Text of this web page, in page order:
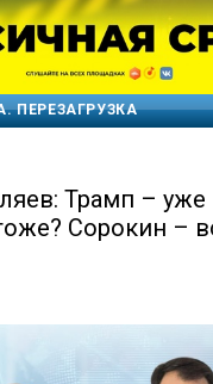
ПЕРЕЗАГРУЗКА
Трамп – уже
Сорокин –